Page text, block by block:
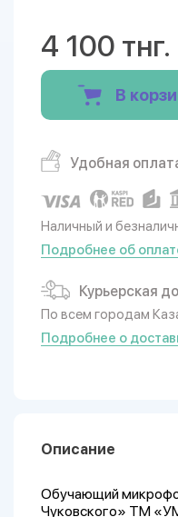
4 100 тнг.
В
Удобная
Наличный и
Подробнее об
Курьерская
По всем городам
Подробнее о
Описание
Обучающий
Чуковского» ТМ